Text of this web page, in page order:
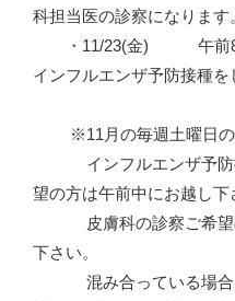
科担当医の診察になります
・11/23(金) 午前8：
インフルエンザ予防接種を
※11月の毎週土曜日の
インフルエンザ予防接
望の方は午前中にお越し下
皮膚科の診察ご希望の
下さい。
混み合っている場合は